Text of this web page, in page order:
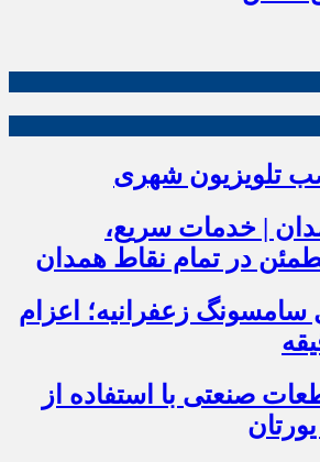
تلویزیون شهری
| خدمات سریع،
در تمام نقاط همدان
سامسونگ زعفرانیه؛ اعزام
صنعتی با استفاده از